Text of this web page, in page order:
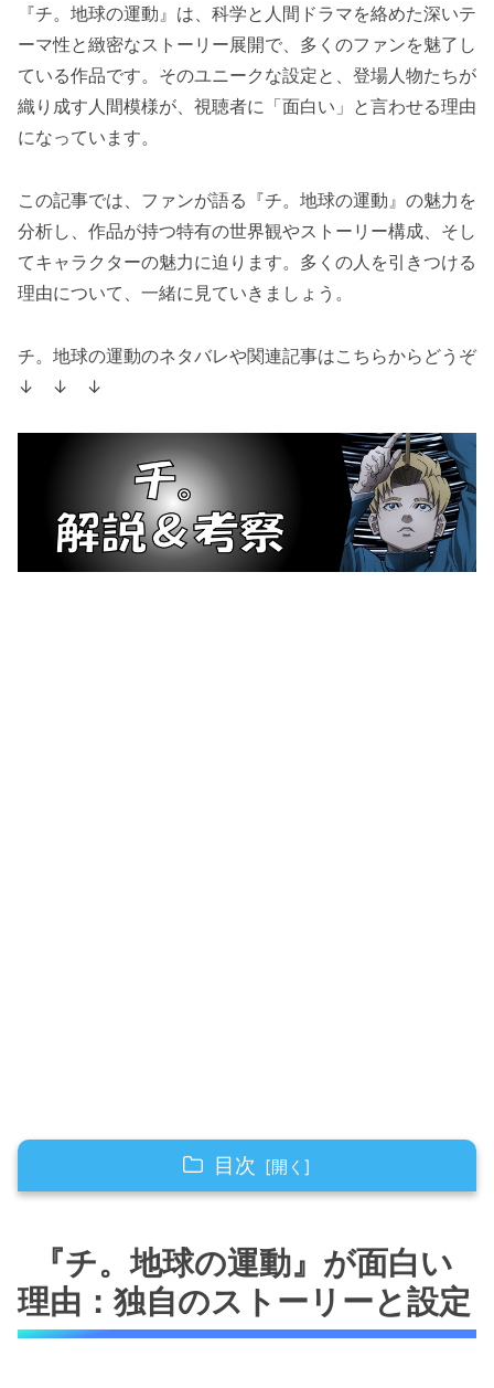
『チ。地球の運動』は、科学と人間ドラマを絡めた深いテ
ーマ性と緻密なストーリー展開で、多くのファンを魅了し
ている作品です。そのユニークな設定と、登場人物たちが
織り成す人間模様が、視聴者に「面白い」と言わせる理由
になっています。
この記事では、ファンが語る『チ。地球の運動』の魅力を
分析し、作品が持つ特有の世界観やストーリー構成、そし
てキャラクターの魅力に迫ります。多くの人を引きつける
理由について、一緒に見ていきましょう。
チ。地球の運動のネタバレや関連記事はこちらからどうぞ
↓ ↓ ↓
目次
ーリーと設定
科学と歴史が融合したユニークなテーマ
天動説と地動説の対立が生むスリルと緊張
『チ。地球の運動』が面白い
理由：独自のストーリーと設定